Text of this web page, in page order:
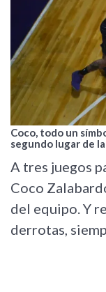
Coco, todo un
segundo lugar de
A tres juegos
Coco
del equipo. Y
derrotas,